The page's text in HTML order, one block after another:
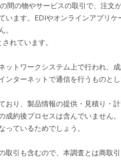
間の物やサービスの取引で、注文
います。EDIやオンラインアプリケ
れています。
ットワークシステム上で行われ、
ターネットで通信を行うものとし
おり、製品情報の提供・見積り・
約後プロセスは含んでいません
ているためでしょう。
取引も含むので、本調査とは商取